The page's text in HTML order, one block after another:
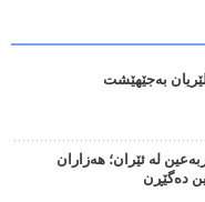
بەجێهێشت
لە ئێران؛ هەزاران
دەگێڕن